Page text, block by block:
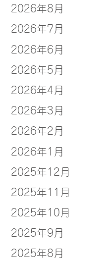
2026年8月
2026年7月
2026年6月
2026年5月
2026年4月
2026年3月
2026年2月
2026年1月
2025年12月
2025年11月
2025年10月
2025年9月
2025年8月